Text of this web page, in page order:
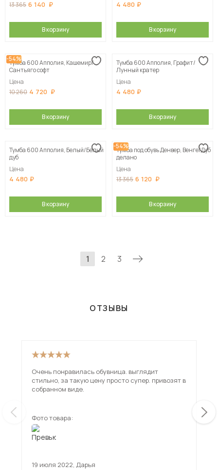
13 365 6 140
В корзину
4 480
В корзину
-54%
Тумба 600 Апполия, Кашемир/
Сантьяго софт
Цена
10 260 4 720
В корзину
Тумба 600 Апполия, Графит/
Лунный кратер
Цена
4 480
В корзину
Тумба 600 Апполия, Белый/Белый
дуб
Цена
4 480
В корзину
-54%
Тумба под обувь Денвер, Венге/Дуб
делано
Цена
13 365 6 120
В корзину
1 2 3
ОТЗЫВЫ
Очень понравилась обувница. выглядит
стильно, за такую цену просто супер. привозят в
собранном виде.
Фото товара:
19 июля 2022, Дарья